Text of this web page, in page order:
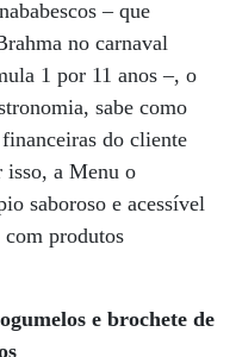
– que
no carnaval
1 por 11 anos –, o
sabe como
financeiras do cliente
isso, a Menu o
saboroso e acessível
com produtos
e brochete de